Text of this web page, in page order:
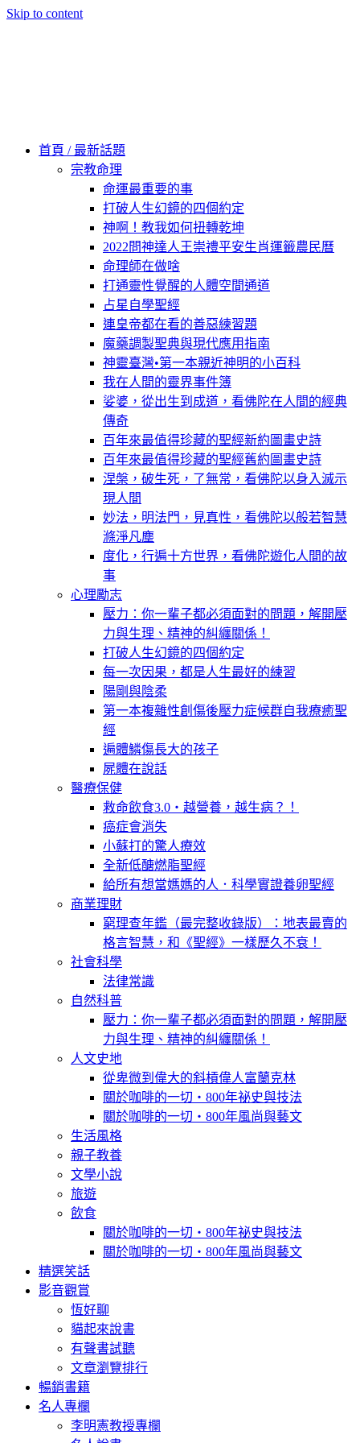
Skip to content
首頁 / 最新話題
宗教命理
命運最重要的事
打破人生幻鏡的四個約定
神啊！教我如何扭轉乾坤
2022問神達人王崇禮平安生肖運籤農民曆
命理師在做啥
打通靈性覺醒的人體空間通道
占星自學聖經
連皇帝都在看的善惡練習題
魔藥調製聖典與現代應用指南
神靈臺灣•第一本親近神明的小百科
我在人間的靈界事件簿
娑婆，從出生到成道，看佛陀在人間的經典
傳奇
百年來最值得珍藏的聖經新約圖畫史詩
百年來最值得珍藏的聖經舊約圖畫史詩
涅槃，破生死，了無常，看佛陀以身入滅示
現人間
妙法，明法門，見真性，看佛陀以般若智慧
滌淨凡塵
度化，行遍十方世界，看佛陀遊化人間的故
事
心理勵志
壓力：你一輩子都必須面對的問題，解開壓
力與生理、精神的糾纏關係！
打破人生幻鏡的四個約定
每一次因果，都是人生最好的練習
陽剛與陰柔
第一本複雜性創傷後壓力症候群自我療癒聖
經
遍體鱗傷長大的孩子
屍體在說話
醫療保健
救命飲食3.0‧越營養，越生病？！
癌症會消失
小蘇打的驚人療效
全新低醣燃脂聖經
給所有想當媽媽的人．科學實證養卵聖經
商業理財
窮理查年鑑（最完整收錄版）：地表最賣的
格言智慧，和《聖經》一樣歷久不衰！
社會科學
法律常識
自然科普
壓力：你一輩子都必須面對的問題，解開壓
力與生理、精神的糾纏關係！
人文史地
從卑微到偉大的斜槓偉人富蘭克林
關於咖啡的一切‧800年祕史與技法
關於咖啡的一切‧800年風尚與藝文
生活風格
親子教養
文學小說
旅遊
飲食
關於咖啡的一切‧800年祕史與技法
關於咖啡的一切‧800年風尚與藝文
精選笑話
影音觀賞
恆好聊
貓起來說書
有聲書試聽
文章瀏覽排行
暢銷書籍
名人專欄
李明憲教授專欄